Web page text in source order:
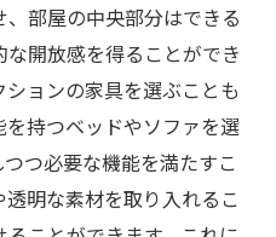
部屋の中央部分はできる
開放感を得ることができ
ョンの家具を選ぶことも
持つベッドやソファを選
つ必要な機能を満たすこ
明な素材を取り入れるこ